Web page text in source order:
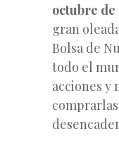
octubre de
gran
Bolsa de
todo el
acciones y